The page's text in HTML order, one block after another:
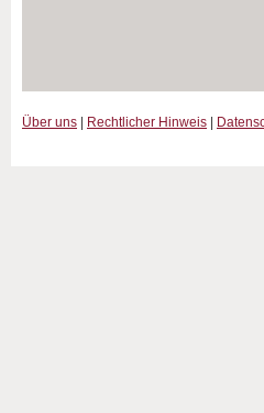
Über uns Rechtlicher Hinweis